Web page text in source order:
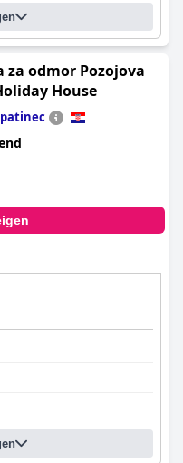
za odmor Pozojova
House